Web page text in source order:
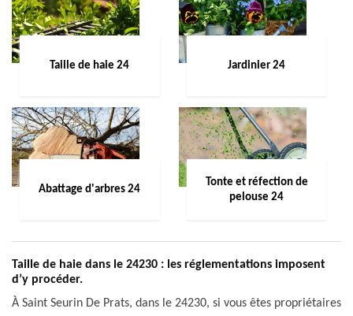
Taille de haie 24 Jardinier 24
Abattage d'arbres 24
Tonte et réfection de
pelouse 24
Taille de haie dans le 24230 : les réglementations imposent
d’y procéder.
À Saint Seurin De Prats, dans le 24230, si vous êtes propriétaires